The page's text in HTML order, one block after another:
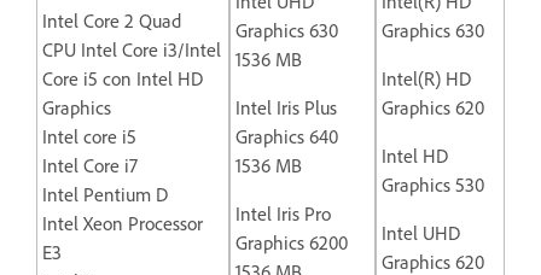
Intel Core 2 Quad
CPU Intel Core i3/Intel
Core i5 con Intel HD
Graphics
Intel core i5
Intel Core i7
Intel Pentium D
Intel Xeon Processor
E3
Graphics 630
1536 MB
Intel Iris Plus
Graphics 640
1536 MB
Intel Iris Pro
Graphics 6200
Graphics 630
Intel(R) HD
Graphics 620
Intel HD
Graphics 530
Intel UHD
Graphics 620